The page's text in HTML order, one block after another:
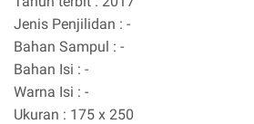
Jenis Penjilidan : -
Bahan Sampul : -
Bahan Isi : -
Warna Isi : -
Ukuran : 175 x 250